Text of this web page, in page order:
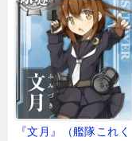
『文月』（艦隊これく